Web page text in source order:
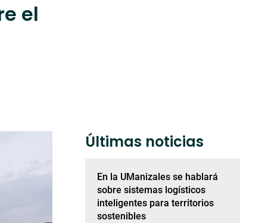
el
Últimas noticias
En la UManizales se hablará
sobre sistemas logísticos
inteligentes para territorios
sostenibles